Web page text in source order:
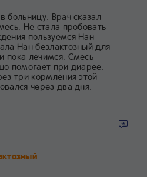
больницу. Врач сказал
Не стала пробовать
пользуемся Нан
Нан безлактозный для
пока лечимся. Смесь
помогает при диарее.
три кормления этой
через два дня.